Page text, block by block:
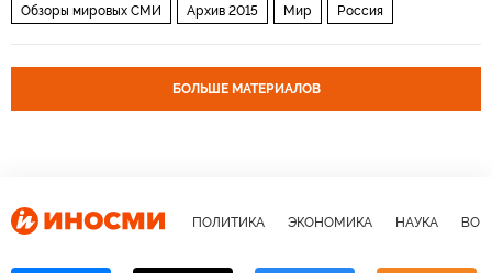
Обзоры мировых СМИ Архив 2015 Мир Россия
БОЛЬШЕ МАТЕРИАЛОВ
ПОЛИТИКА ЭКОНОМИКА НАУКА